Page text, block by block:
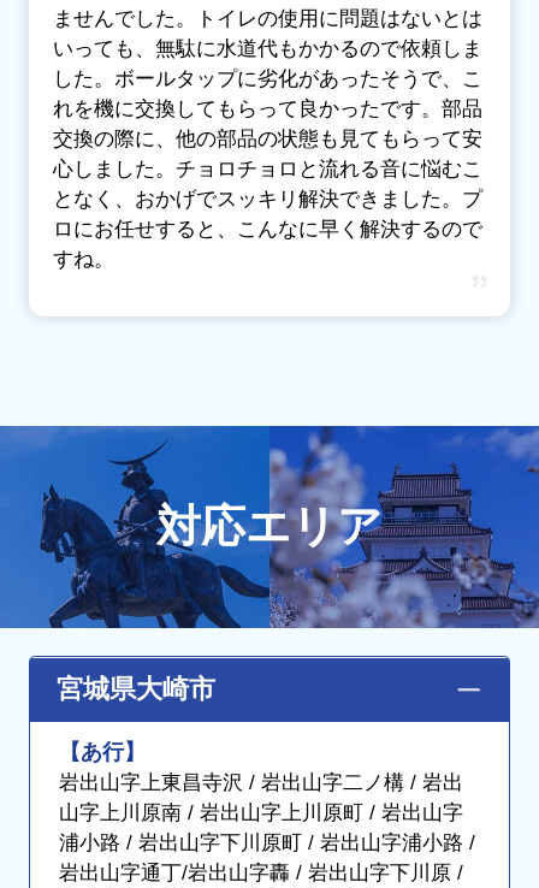
ませんでした。トイレの使用に問題はないとは
いっても、無駄に水道代もかかるので依頼しま
した。ボールタップに劣化があったそうで、こ
れを機に交換してもらって良かったです。部品
交換の際に、他の部品の状態も見てもらって安
心しました。チョロチョロと流れる音に悩むこ
となく、おかげでスッキリ解決できました。プ
ロにお任せすると、こんなに早く解決するので
すね。
対応エリア
宮城県大崎市
【あ行】
岩出山字上東昌寺沢 / 岩出山字二ノ構 / 岩出
山字上川原南 / 岩出山字上川原町 / 岩出山字
浦小路 / 岩出山字下川原町 / 岩出山字浦小路 /
岩出山字通丁/岩出山字轟 / 岩出山字下川原 /